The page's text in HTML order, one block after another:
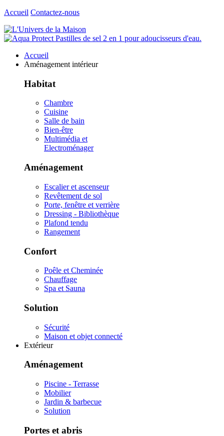
Accueil Contactez-nous
Accueil
Aménagement intérieur
Habitat
Chambre
Cuisine
Salle de bain
Bien-être
Multimédia et
Electroménager
Aménagement
Escalier et ascenseur
Revêtement de sol
Porte, fenêtre et verrière
Dressing - Bibliothèque
Plafond tendu
Rangement
Confort
Poêle et Cheminée
Chauffage
Spa et Sauna
Solution
Sécurité
Maison et objet connecté
Extérieur
Aménagement
Piscine - Terrasse
Mobilier
Jardin & barbecue
Solution
Portes et abris